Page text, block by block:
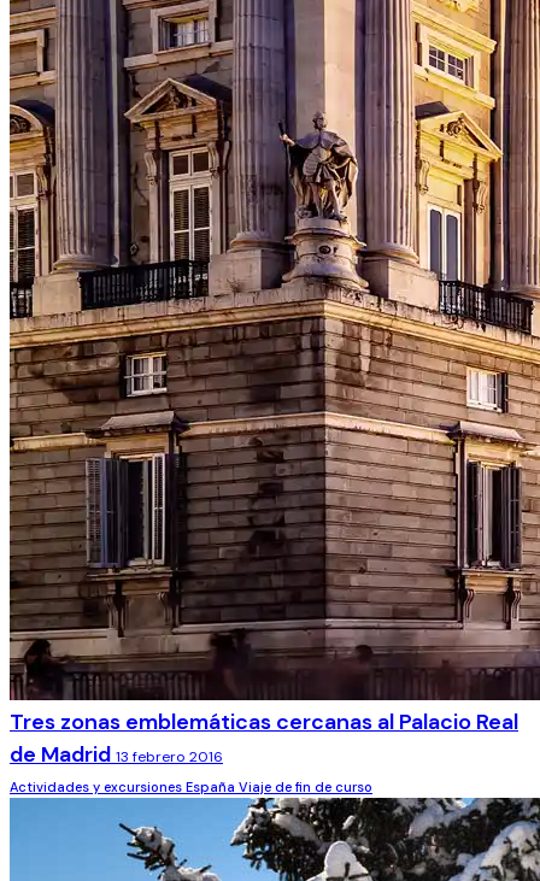
Tres zonas emblemáticas cercanas al Palacio Real
de Madrid 13 febrero 2016
Actividades y excursiones España Viaje de fin de curso